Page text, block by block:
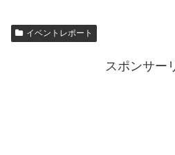
イベントレポート
スポンサー